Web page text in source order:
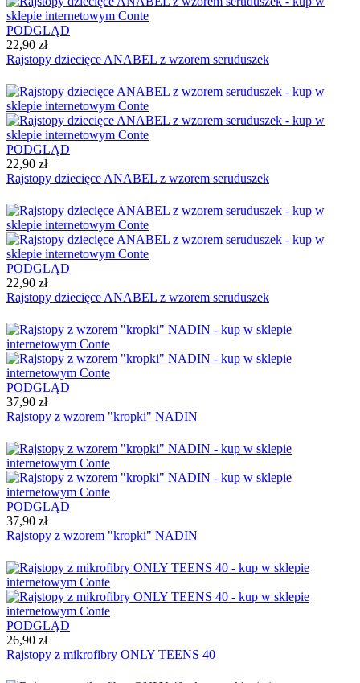
PODGLĄD
22,90 zł
Rajstopy dziecięce ANABEL z wzorem seruduszek
PODGLĄD
22,90 zł
Rajstopy dziecięce ANABEL z wzorem seruduszek
PODGLĄD
22,90 zł
Rajstopy dziecięce ANABEL z wzorem seruduszek
PODGLĄD
37,90 zł
Rajstopy z wzorem "kropki" NADIN
PODGLĄD
37,90 zł
Rajstopy z wzorem "kropki" NADIN
PODGLĄD
26,90 zł
Rajstopy z mikrofibry ONLY TEENS 40